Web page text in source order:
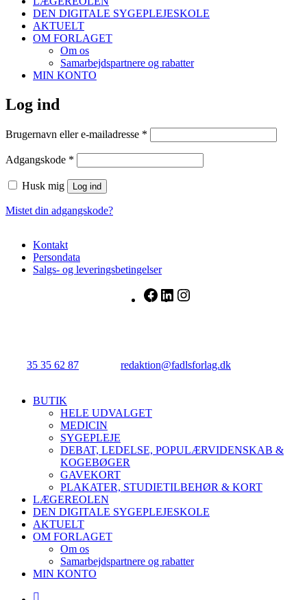
DEN DIGITALE SYGEPLEJESKOLE
AKTUELT
OM FORLAGET
Om os
Samarbejdspartnere og rabatter
MIN KONTO
Log ind
Brugernavn eller e-mailadresse *
Adgangskode *
Husk mig Log ind
Mistet din adgangskode?
Kontakt
Persondata
Salgs- og leveringsbetingelser
Facebook
LinkedIn
35 35 62 87 redaktion@fadlsforlag.dk
Close
BUTIK
HELE UDVALGET
MEDICIN
SYGEPLEJE
DEBAT, LEDELSE, POPULÆRVIDENSKAB &
KOGEBØGER
GAVEKORT
PLAKATER, STUDIETILBEHØR & KORT
LÆGEREOLEN
DEN DIGITALE SYGEPLEJESKOLE
AKTUELT
OM FORLAGET
Om os
Samarbejdspartnere og rabatter
MIN KONTO
facebook